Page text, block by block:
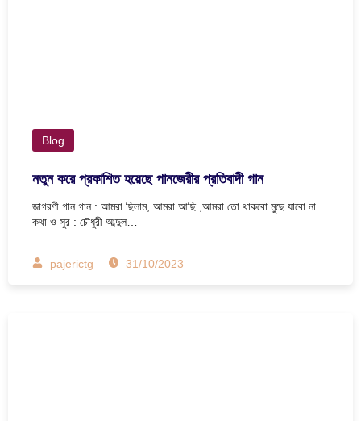
Blog
নতুন করে প্রকাশিত হয়েছে পানজেরীর প্রতিবাদী গান
জাগরণী গান গান : আমরা ছিলাম, আমরা আছি ,আমরা তো থাকবো মুছে যাবো না
কথা ও সুর : চৌধুরী আব্দুল…
pajerictg 31/10/2023